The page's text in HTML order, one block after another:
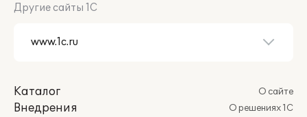
Другие сайты 1С
Каталог
Внедрения
О сайте
О решениях 1С